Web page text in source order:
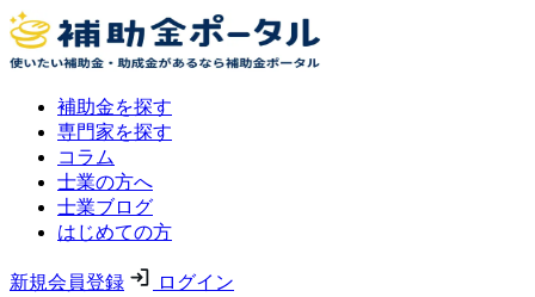
補助金を探す
専門家を探す
コラム
士業の方へ
士業ブログ
はじめての方
新規会員登録 ログイン